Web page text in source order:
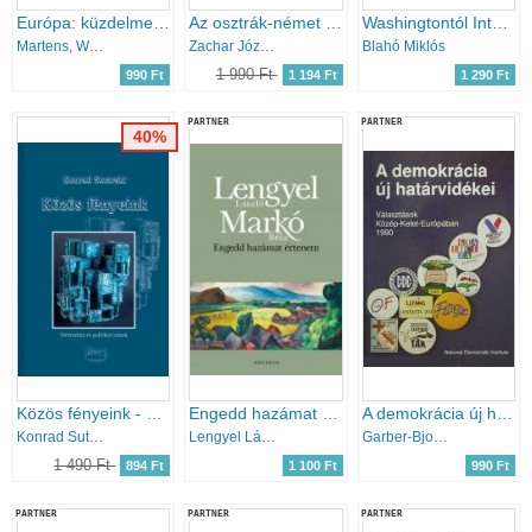
Martens, Wilfried
990 Ft 1 990 Ft 1 194 Ft
Washingtontól Internetig - Ameriai kalandozások
Blahó Miklós
1 290 Ft
Közös fényeink - Lengyel-magyar történelmi és politikai írások
Konrad Sutarski
1 490 Ft 894 Ft
40%
PARTNER
Engedd hazámat értenem
Lengyel László; Markó Béla
1 100 Ft
PARTNER
A demokrácia új határvidékei
Garber-Bjornlund (szerk.)
990 Ft
PARTNER PARTNER PARTNER